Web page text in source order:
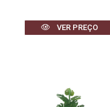
VER PREÇO